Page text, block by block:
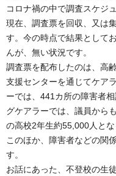
コロナ禍の中で調査スケジ
現在、調査票を回収、又は
す。今の時点で結果として
んが、無い状況です。
調査票を配布したのは、高
支援センターを通じてケア
ーでは、441カ所の障害者
グケアラーでは、議員から
の高校2年生約55,000人とな
このほか、障害者などの関
す。
お話にあった、不登校の生